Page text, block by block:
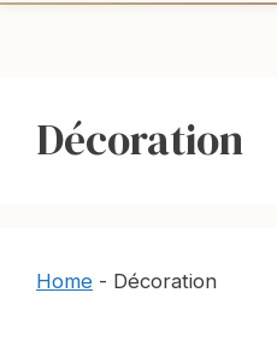
Décoration
Home - Décoration